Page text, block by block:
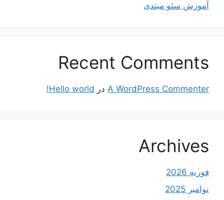
آموزش سئو مبتدی
Recent Comments
A WordPress CommenterدرHello world!
Archives
فوریه 2026
نوامبر 2025